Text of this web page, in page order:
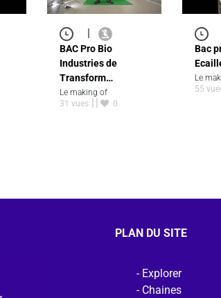
|
BAC Pro Bio
Industries de
Transform…
Le making of
31 vues
0
Bac
Le
55
PLAN DU SITE
Explorer
Chaines